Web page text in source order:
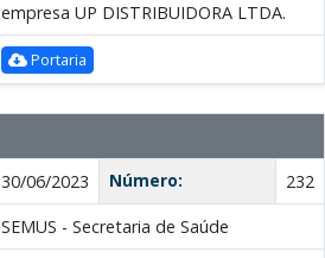
empresa UP DISTRIBUIDORA LTDA.
Portaria
30/06/2023 Número:
232
SEMUS - Secretaria de Saúde